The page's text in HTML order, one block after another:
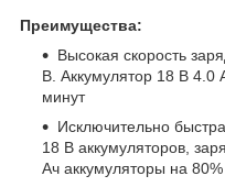
Преимущества:
Высокая скорость
В. Аккумулятор 18 В 4.0
минут
Исключительно
18 В аккумуляторов,
Ач аккумуляторы на